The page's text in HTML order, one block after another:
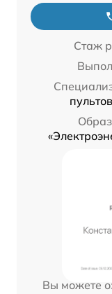
Стаж
Вы можете